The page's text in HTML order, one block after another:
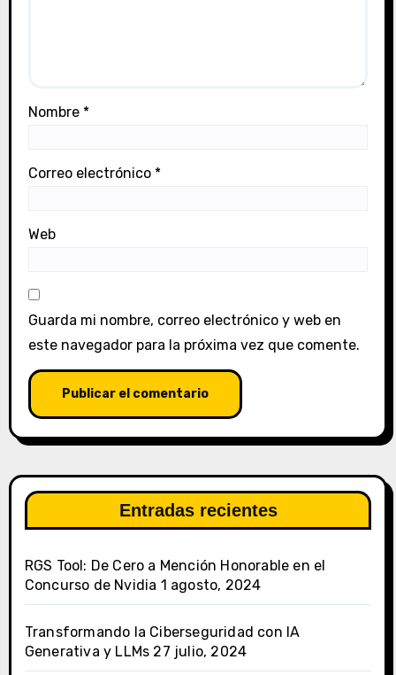
Nombre *
Correo electrónico *
Web
Guarda mi nombre, correo electrónico y web en
este navegador para la próxima vez que comente.
Entradas recientes
RGS Tool: De Cero a Mención Honorable en el
Concurso de Nvidia 1 agosto, 2024
Transformando la Ciberseguridad con IA
Generativa y LLMs 27 julio, 2024